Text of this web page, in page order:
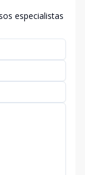
especialistas